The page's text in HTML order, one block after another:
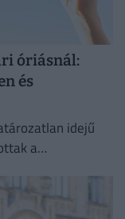
óriásnál:
és
idejű
a